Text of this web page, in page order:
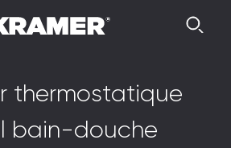
r thermostatique
l bain-douche